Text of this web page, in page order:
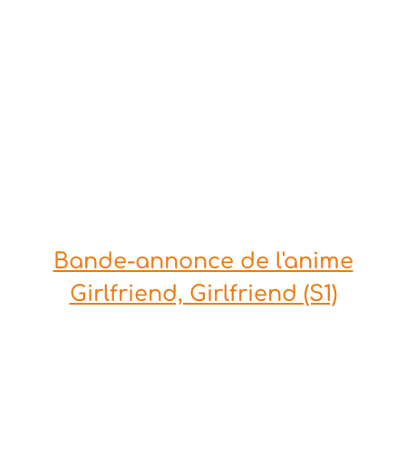
Bande-annonce de l'anime
Girlfriend, Girlfriend (S1)